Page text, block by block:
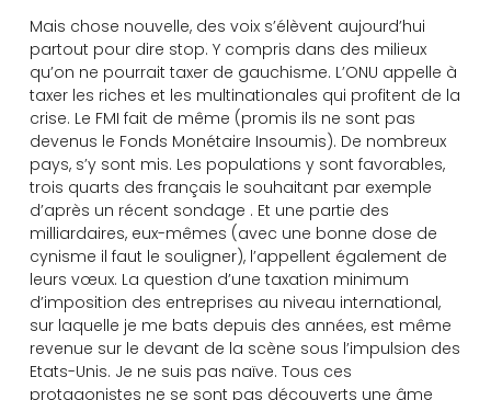
Mais chose nouvelle, des voix s’élèvent aujourd’hui
partout pour dire stop. Y compris dans des milieux
qu’on ne pourrait taxer de gauchisme. L’ONU appelle à
taxer les riches et les multinationales qui profitent de la
crise. Le FMI fait de même (promis ils ne sont pas
devenus le Fonds Monétaire Insoumis). De nombreux
pays, s’y sont mis. Les populations y sont favorables,
trois quarts des français le souhaitant par exemple
d’après un récent sondage . Et une partie des
milliardaires, eux-mêmes (avec une bonne dose de
cynisme il faut le souligner), l’appellent également de
leurs vœux. La question d’une taxation minimum
d’imposition des entreprises au niveau international,
sur laquelle je me bats depuis des années, est même
revenue sur le devant de la scène sous l’impulsion des
Etats-Unis. Je ne suis pas naïve. Tous ces
protagonistes ne se sont pas découverts une âme